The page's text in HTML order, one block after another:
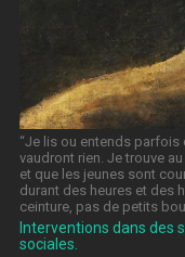
“Je lis ou entends parfois
vaudront rien. Je trouve
et que les jeunes sont
durant des heures et des
ceinture, pas de petits
Interventions dans des
sociales.